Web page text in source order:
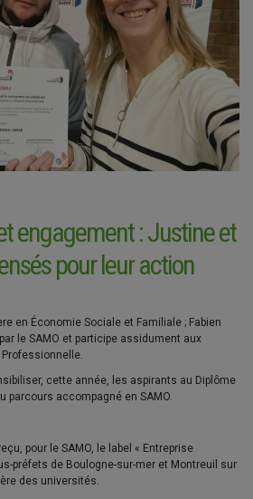
engagement : Justine et
pour leur action
en Économie Sociale et Familiale ; Fabien
le SAMO et participe assidument aux
cette année, les aspirants au Diplôme
parcours accompagné en SAMO.
pour le SAMO, le label « Entreprise
préfets de Boulogne-sur-mer et Montreuil sur
des universités.